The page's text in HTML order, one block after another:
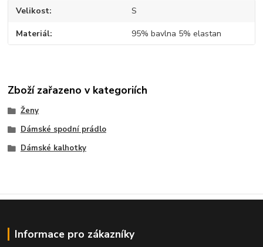
Velikost S
Materiál 95% bavlna 5% elastan
Zboží zařazeno v kategoriích
Ženy
Dámské spodní prádlo
Dámské kalhotky
Informace pro zákazníky